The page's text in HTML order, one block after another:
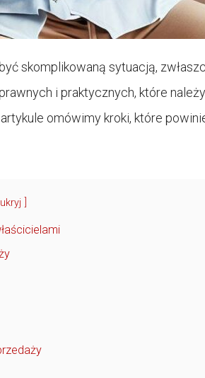
skomplikowaną sytuacją,
i praktycznych, które
omówimy kroki, które
ukryj